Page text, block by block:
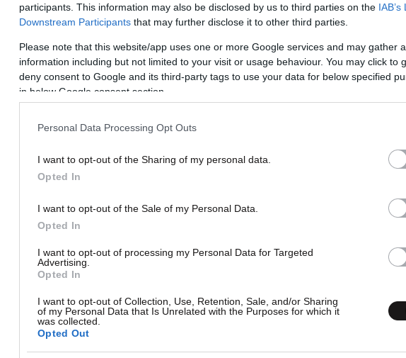
participants. This information may also be disclosed by us to third parties on the IAB’s
Downstream Participants that may further disclose it to other third parties.
Please note that this website/app uses one or more Google services and may gather
information including but not limited to your visit or usage behaviour. You may click to
deny consent to Google and its third-party tags to use your data for below specified
in below Google consent section.
Personal Data Processing Opt Outs
I want to opt-out of the Sharing of my personal data.
Opted In
I want to opt-out of the Sale of my Personal Data.
Opted In
I want to opt-out of processing my Personal Data for Targeted
Advertising.
Opted In
I want to opt-out of Collection, Use, Retention, Sale, and/or Sharing
of my Personal Data that Is Unrelated with the Purposes for which it
was collected.
Opted Out
χρόνο, κερδίζοντας μετάλλιο σχεδόν σε όλα τα